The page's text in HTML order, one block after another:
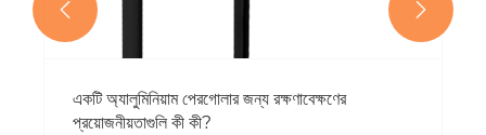
একটি অ্যালুমিনিয়াম পেরগোলার জন্য রক্ষণাবেক্ষণের
প্রয়োজনীয়তাগুলি কী কী?
 